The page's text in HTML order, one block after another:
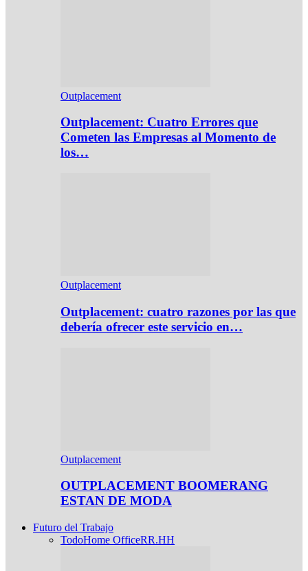
Outplacement
Outplacement: Cuatro Errores que
Cometen las Empresas al Momento de
los…
Outplacement
Outplacement: cuatro razones por las que
debería ofrecer este servicio en…
Outplacement
OUTPLACEMENT BOOMERANG
ESTAN DE MODA
Futuro del Trabajo
TodoHome OfficeRR.HH